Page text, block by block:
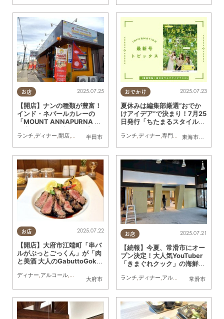
お店
半田市
2025.07.25
【開店】ナンの種類が豊富！
インド・ネパールカレーの
「MOUNT ANNAPURNA 半
ランチ,ディナー,開店,専門店,まちネタ
おでかけ
東海市大府市
2025.07.23
夏休みは編集部厳選“おでか
けアイデア”で決まり！7月25
日発行「ちたまるスタイル
ランチ,ディナー,専門店 ちたまるスタイ
お店
大府市
2025.07.22
【開店】大府市江端町「串バ
ルがぶっとごっくん」が「肉
と美酒 大人のGabuttoGokk
un」として7/3(木)リニュー
アル
ディナー,アルコール,リニューアル カップル ,友人 ,KURUTOHP
お店
常滑市
2025.07.21
【続報】今夏、常滑市にオー
プン決定！大人気YouTuber
「きまぐれクック」の海鮮テ
ランチ,ディナー,アルコール ,開店,まちネ